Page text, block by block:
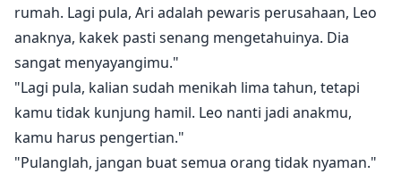
rumah. Lagi pula, Ari adalah pewaris perusahaan, Leo
anaknya, kakek pasti senang mengetahuinya. Dia
sangat menyayangimu."
"Lagi pula, kalian sudah menikah lima tahun, tetapi
kamu tidak kunjung hamil. Leo nanti jadi anakmu,
kamu harus pengertian."
"Pulanglah, jangan buat semua orang tidak nyaman."